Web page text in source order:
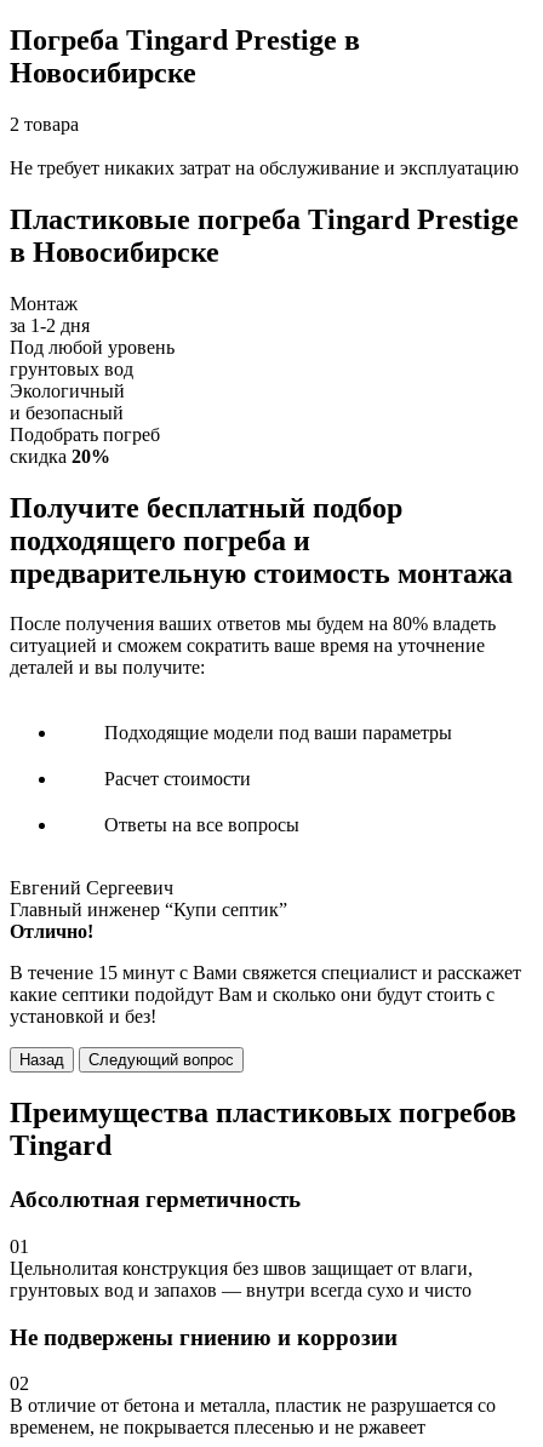
Погреба Tingard Prestige в
Новосибирске
2 товара
Не требует никаких затрат на обслуживание и эксплуатацию
Пластиковые погреба Tingard Prestige
в Новосибирске
Монтаж
за 1-2 дня
Под любой уровень
грунтовых вод
Экологичный
и безопасный
Подобрать погреб
скидка 20%
Получите бесплатный подбор
подходящего погреба и
предварительную стоимость монтажа
После получения ваших ответов мы будем на 80% владеть
ситуацией и сможем сократить ваше время на уточнение
деталей и вы получите:
Подходящие модели под ваши параметры
Расчет стоимости
Ответы на все вопросы
Евгений Сергеевич
Главный инженер “Купи септик”
Отлично!
В течение 15 минут с Вами свяжется специалист и расскажет
какие септики подойдут Вам и сколько они будут стоить с
установкой и без!
Назад Следующий вопрос
Преимущества пластиковых погребов
Tingard
Абсолютная герметичность
01
Цельнолитая конструкция без швов защищает от влаги,
грунтовых вод и запахов — внутри всегда сухо и чисто
Не подвержены гниению и коррозии
02
В отличие от бетона и металла, пластик не разрушается со
временем, не покрывается плесенью и не ржавеет